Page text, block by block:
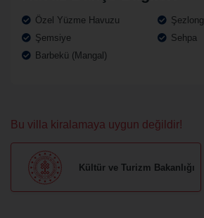
Özel Yüzme Havuzu
Şezlong
Şemsiye
Sehpa
Barbekü (Mangal)
Bu villa kiralamaya uygun değildir!
Kültür ve Turizm Bakanlığı